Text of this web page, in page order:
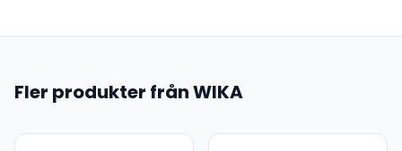
Fler produkter från WIKA